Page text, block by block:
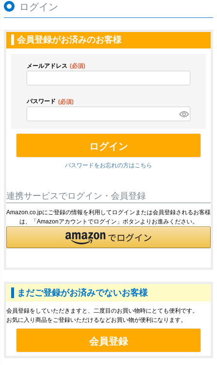
ログイン
会員登録がお済みのお客様
メールアドレス (必須)
パスワード (必須)
ログイン
パスワードをお忘れの方はこちら
連携サービスでログイン・会員登録
Amazon.co.jpにご登録の情報を利用してログインまたは会員登録されるお客様
は、「Amazonアカウントでログイン」ボタンよりお進みください。
まだご登録がお済みでないお客様
会員登録をしていただきますと、二度目のお買い物時にとても便利です。
お気に入り商品をご登録いただけるなどお買い物が便利になります。
会員登録